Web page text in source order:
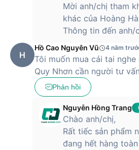
Tương tự như đa số tai nghe true-
Free HBS-FN4 có kiểu dáng in-ear
mại và vừa tai, nhằm tăng cường
thoải mái khi sử dụng. Nút tai nghe
cấp phủ một lớp gel sử dụng trong y
và không gây dị ứng.
Mời anh/chị tham
khác của Hoàng
Thông tin đến anh/
H
Hồ Cao Nguyên Vũ 4 năm
Tôi muốn mua cái tai
Quy Nhơn cần người tư vấn
Phản hồi
Nguyễn Hồng Trang
Chào anh/chị,
Rất tiếc sản phẩm
đang hết hàng